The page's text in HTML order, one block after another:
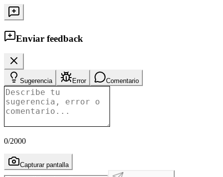
Enviar feedback
Sugerencia Error Comentario
0/2000
Capturar pantalla